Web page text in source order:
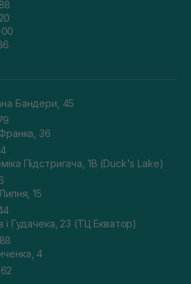
Бандери, 45
36
Підстригача, 1В (Duck's Lake)
15
і Гудачека, 23 (ТЦ Екватор)
4